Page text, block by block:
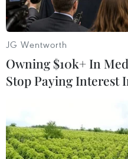
Triều Tiên bãi chức
thuộc" trong đàm
JG Wentworth
Owning $10k+ In
Stop Paying Interest